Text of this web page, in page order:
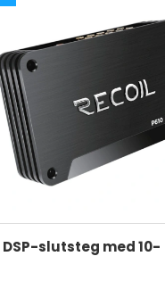
DSP-slutsteg med 10-